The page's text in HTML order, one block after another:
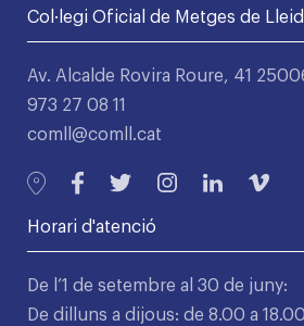
Col·legi Oficial de Metges de
Av. Alcalde Rovira Roure, 41
973 27 08 11
comll@comll.cat
Horari d'atenció
De l’1 de setembre al 30 de juny:
De dilluns a dijous: de 8.00 a